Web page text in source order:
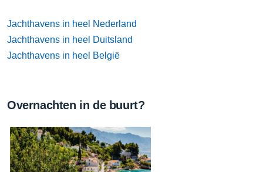
Jachthavens in heel Nederland
Jachthavens in heel Duitsland
Jachthavens in heel België
Overnachten in de buurt?